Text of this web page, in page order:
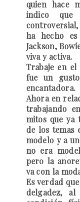
quien hace
indico
ha hecho
Jackson,
viva y activa.
Trabaje en el
fue un
encantadora.
Ahora en
trabajando
mitos que ya
de los temas
modelo y a
no era
pero la
va con la
Es verdad
delgadez,